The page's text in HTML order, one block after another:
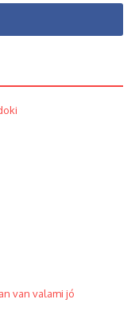
van valami jó